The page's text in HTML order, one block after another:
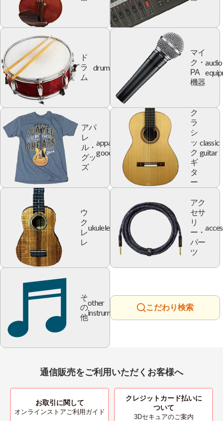
ド
ラ
ム
drum
マイ
ク・
PA
機器
audio
アパ
レ
ル・
グッ
ズ
apparel
goods
ク
ラ
シ
ッ
ク
ギ
タ
ー
classic
guitar
ウ
ク
レ
レ
ukulele
アク
セサ
リ
ー・
パー
ツ
そ
の
他
other
instrument
こだわり検索
通信販売をご利用いただくお客様へ
お取引に関して
オンラインストアご利用ガイド
クレジットカード払いに
ついて
3Dセキュアのご案内